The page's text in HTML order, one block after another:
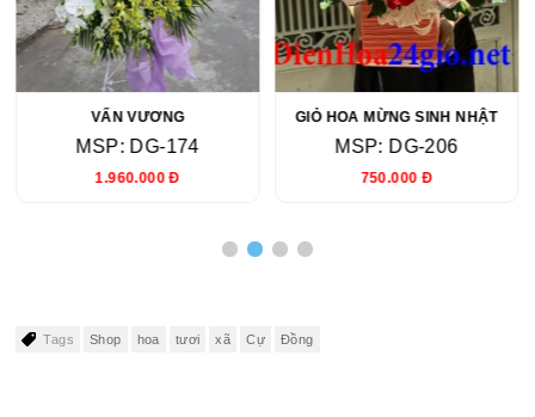
VẤN VƯƠNG
MSP: DG-174
1.960.000 Đ
GIỎ HOA MỪNG SINH NHẬT
MSP: DG-206
750.000 Đ
Tags Shop hoa tươi xã Cự Đồng